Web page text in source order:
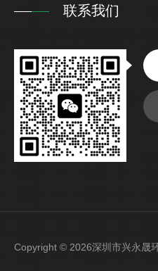
联系我们
Copyright © 2026深圳市兴永晟